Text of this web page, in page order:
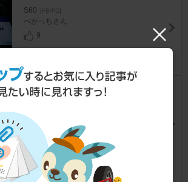
S60 [FB/FD]
べがっちさん
9
エアコンガス＋オイル注入
mf325さん
11